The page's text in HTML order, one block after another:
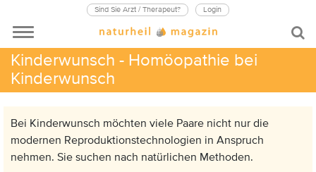
Sind Sie Arzt / Therapeut? Login
Kinderwunsch - Homöopathie bei
Kinderwunsch
Bei Kinderwunsch möchten viele Paare nicht nur die
modernen Reproduktionstechnologien in Anspruch
nehmen. Sie suchen nach natürlichen Methoden.